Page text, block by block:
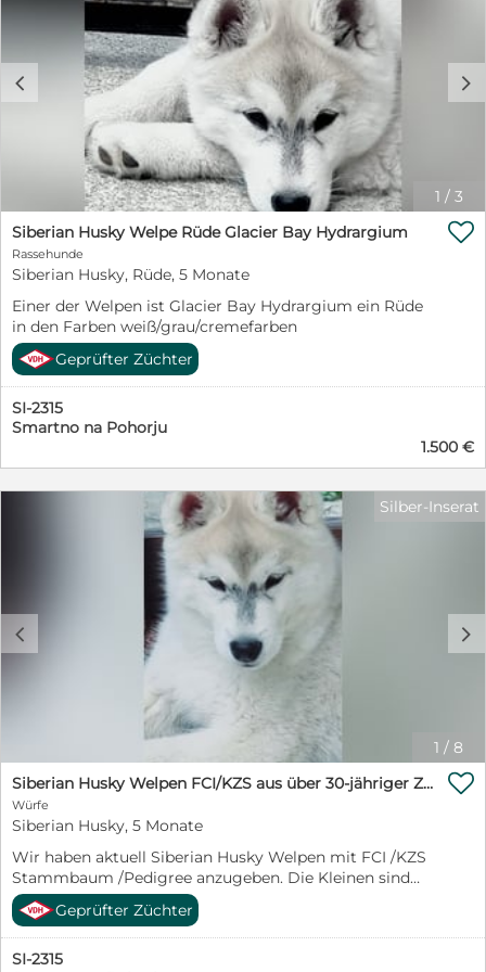
Eingewöhnung in ihr neues Zuhause ist für uns und
unsere Zucht die größte Belohnung. Wir möchten Sie
in jeder Entwicklungsphase Ihres Welpen unterstützen.
Bei Interesse kontaktieren Sie mich bitte über
WhatsApp (SMS/TEL) unter der Nummer: +49 1516
1 / 3
c d
Siberian Husky Welpe Rüde Glacier Bay Hydrargium
Rassehunde
Siberian Husky, Rüde, 5 Monate
Einer der Welpen ist Glacier Bay Hydrargium ein Rüde
in den Farben weiß/grau/cremefarben

Geprüfter Züchter
SI-2315
Smartno na Pohorju
1.500 €
1 / 8
c d
Silber-Inserat
Siberian Husky Welpen FCI/KZS aus über 30-jähriger Zucht
Würfe
Siberian Husky, 5 Monate
Wir haben aktuell Siberian Husky Welpen mit FCI /KZS
Stammbaum /Pedigree anzugeben. Die Kleinen sind
gechipt, geimpft, entwurmt und die neuen Besitzer
erhalten einen Kaufvertrag und den einen Stammbaum.
Außerdem bieten wir für unsere Welpen und ihre
neuen Besitzer kostenlose Trainingsklassen für

Geprüfter Züchter
SI-2315